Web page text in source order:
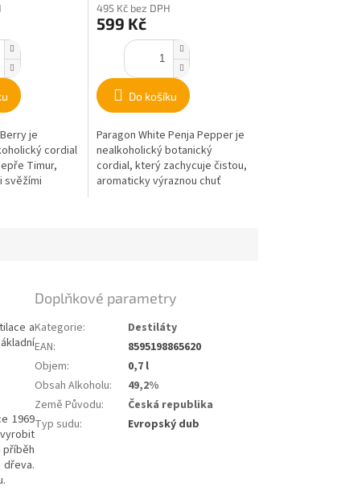
je
cordial
Timur,
svěžími
495 Kč bez DPH
599 Kč
Do košíku
Paragon White Penja Pepper je
nealkoholický botanický
cordial, který zachycuje čistou,
aromaticky výraznou chuť
a
1969
Doplňkové parametry
Kategorie:
Destiláty
EAN:
8595198865620
Objem:
0,7 l
Obsah Alkoholu:
49,2%
Země Původu:
Česká republika
Typ sudu: Evropský dub